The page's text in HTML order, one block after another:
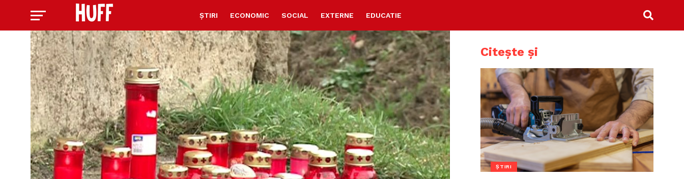
ȘTIRI ECONOMIC SOCIAL EXTERNE EDUCATIE
Citește și
ȘTIRI